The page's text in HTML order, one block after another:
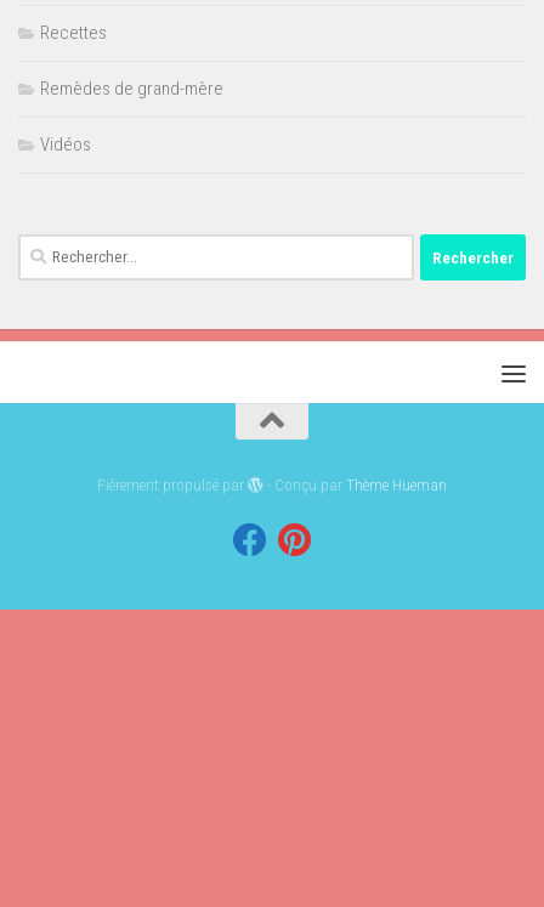
Recettes
Remèdes de grand-mère
Vidéos
Rechercher :
Fièrement propulsé par - Conçu parThème Hueman